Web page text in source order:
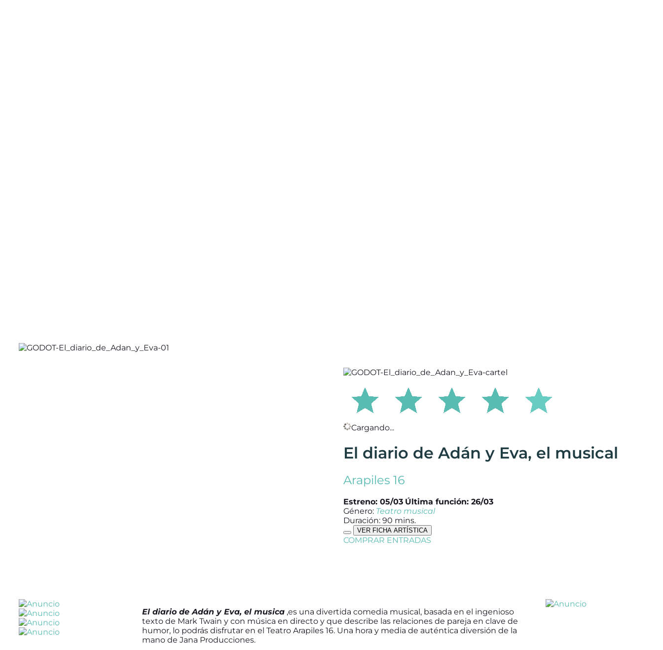
Cargando...
El diario de Adán y Eva, el musical
Arapiles 16
Estreno: 05/03 Última función: 26/03
Género: Teatro musical
Duración: 90 mins.
VER FICHA ARTÍSTICA
COMPRAR ENTRADAS
El diario de Adán y Eva, el musica ,es una divertida comedia musical, basada en el ingenioso
texto de Mark Twain y con música en directo y que describe las relaciones de pareja en clave de
humor, lo podrás disfrutar en el Teatro Arapiles 16. Una hora y media de auténtica diversión de la
mano de Jana Producciones.